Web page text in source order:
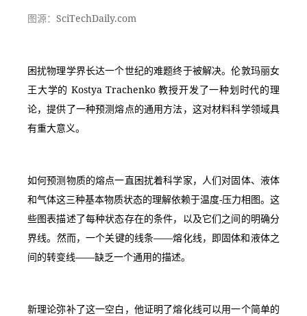
图源： SciTechDaily.com
困扰物理学界长达一个世纪的难题终于被解决。伦敦玛丽女
王大学的 Kostya Trachenko 教授开发了一种划时代的理
论，提供了一种预测熔点的通用方法，这对材料科学领域具
有重大意义。
如何预测物质的熔点一直困扰着科学家，人们对固体、液体
和气体这三种基本物质状态的理解依赖于温度-压力相图。这
些图表描述了每种状态存在的条件，以及它们之间的明确分
界线。然而，一个关键的线条——熔化线，即固体和液体之
间的转变线——缺乏一个通用的描述。
新理论弥补了这一空白，他证明了熔化线可以用一个简单的